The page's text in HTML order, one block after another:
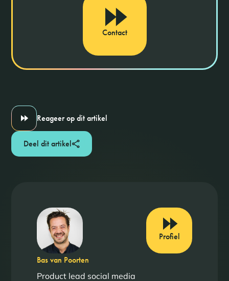
Contact
Reageer op dit artikel
Deel dit artikel
Bas van Poorten
Product lead social media
Profiel